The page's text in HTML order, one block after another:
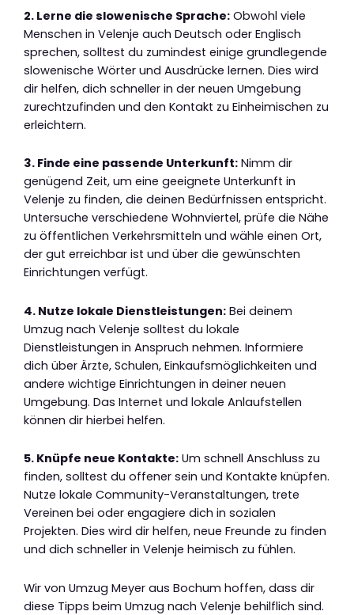
2. Lerne die slowenische Sprache: Obwohl viele
Menschen in Velenje auch Deutsch oder Englisch
sprechen, solltest du zumindest einige grundlegende
slowenische Wörter und Ausdrücke lernen. Dies wird
dir helfen, dich schneller in der neuen Umgebung
zurechtzufinden und den Kontakt zu Einheimischen zu
erleichtern.
3. Finde eine passende Unterkunft: Nimm dir
genügend Zeit, um eine geeignete Unterkunft in
Velenje zu finden, die deinen Bedürfnissen entspricht.
Untersuche verschiedene Wohnviertel, prüfe die Nähe
zu öffentlichen Verkehrsmitteln und wähle einen Ort,
der gut erreichbar ist und über die gewünschten
Einrichtungen verfügt.
4. Nutze lokale Dienstleistungen: Bei deinem
Umzug nach Velenje solltest du lokale
Dienstleistungen in Anspruch nehmen. Informiere
dich über Ärzte, Schulen, Einkaufsmöglichkeiten und
andere wichtige Einrichtungen in deiner neuen
Umgebung. Das Internet und lokale Anlaufstellen
können dir hierbei helfen.
5. Knüpfe neue Kontakte: Um schnell Anschluss zu
finden, solltest du offener sein und Kontakte knüpfen.
Nutze lokale Community-Veranstaltungen, trete
Vereinen bei oder engagiere dich in sozialen
Projekten. Dies wird dir helfen, neue Freunde zu finden
und dich schneller in Velenje heimisch zu fühlen.
Wir von Umzug Meyer aus Bochum hoffen, dass dir
diese Tipps beim Umzug nach Velenje behilflich sind.